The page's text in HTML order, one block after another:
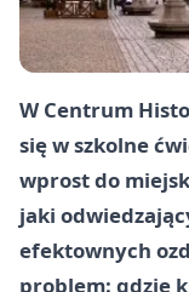
W Centrum
się w szkolne
wprost do
jaki
efektownych
problem: gdzie